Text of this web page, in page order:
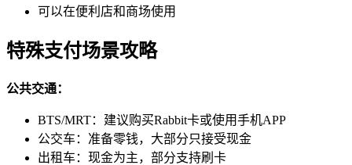
可以在便利店和商场使用
特殊支付场景攻略
公共交通：
BTS/MRT：建议购买Rabbit卡或使用手机APP
公交车：准备零钱，大部分只接受现金
出租车：现金为主，部分支持刷卡